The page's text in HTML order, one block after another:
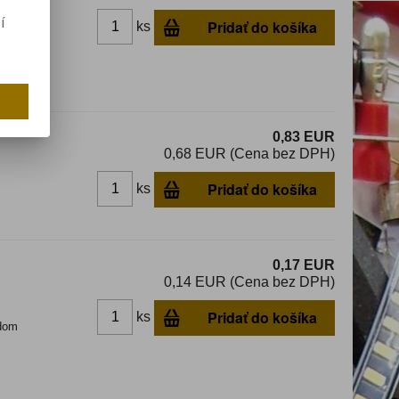
ks Pridať do košíka
0,83 EUR
0,68 EUR (Cena bez DPH)
ks Pridať do košíka
0,17 EUR
0,14 EUR (Cena bez DPH)
ks Pridať do košíka